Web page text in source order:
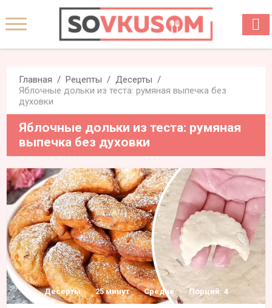
Главная Рецепты
Десерты
Яблочные дольки из теста: румяная выпечка без
духовки
Яблочные дольки из теста: румяная
выпечка без духовки
Десерты 25 минут Средне Порций: 4